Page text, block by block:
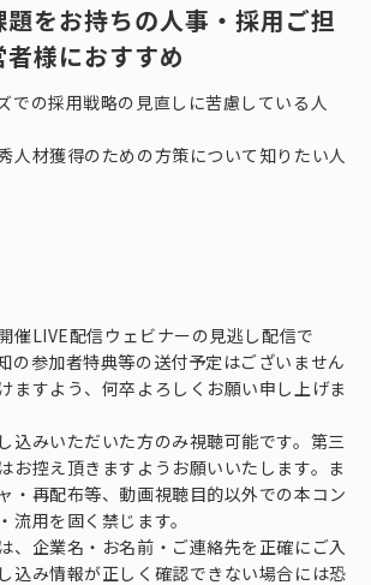
題をお持ちの人事・採用ご担
様におすすめ
での採用戦略の見直しに苦慮している人
人材獲得のための方策について知りたい人
催LIVE配信ウェビナーの見逃し配信で
の参加者特典等の送付予定はございません
ますよう、何卒よろしくお願い申し上げま
込みいただいた方のみ視聴可能です。第三
お控え頂きますようお願いいたします。ま
・再配布等、動画視聴目的以外での本コン
流用を固く禁じます。
、企業名・お名前・ご連絡先を正確にご入
込み情報が正しく確認できない場合には恐